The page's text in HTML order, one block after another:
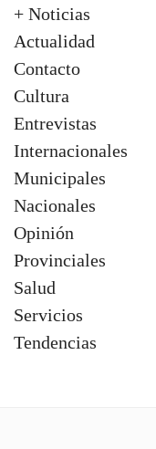
CATEGORÍAS
+ Noticias
Actualidad
Contacto
Cultura
Entrevistas
Internacionales
Municipales
Nacionales
Opinión
Provinciales
Salud
Servicios